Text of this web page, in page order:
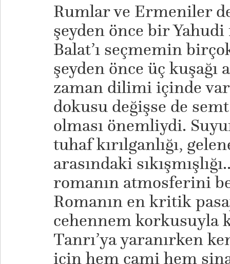
Rumlar ve Ermeniler
şeyden önce bir
Balat’ı seçmemin
şeyden önce üç
zaman dilimi içinde
dokusu değişse de
olması önemliydi.
tuhaf kırılganlığı,
arasındaki
romanın atmosferini
Romanın en kritik
cehennem korkusuyla
Tanrı’ya yaranırken
için hem cami hem